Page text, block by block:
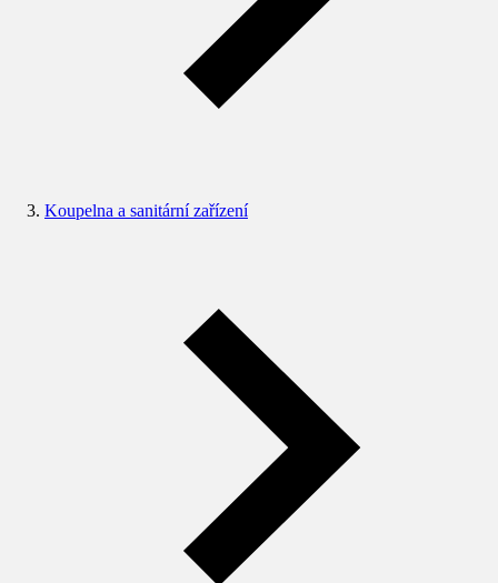
Koupelna a sanitární zařízení